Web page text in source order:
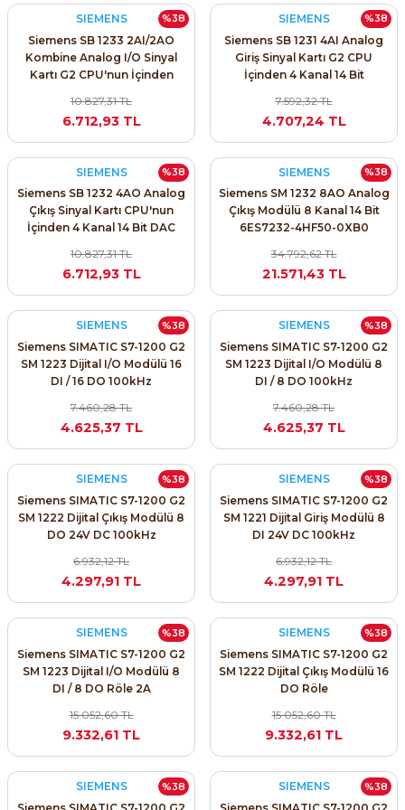
- UPS
Şalterleri
Pako Şalterler
SIMATIC SAFETY
SIMATIC TIA PORTAL HMI Yazılımları
SIMATIC Yazılım Paketleri
SIRIUS SAFETY
%38
SIEMENS
Siemens SB 1233 2AI/2AO
Kombine Analog I/O Sinyal
Kartı G2 CPU'nun İçinden
10.827,31 TL
6.712,93 TL
%38
SIEMENS
Siemens SB 1231 4AI Analog
Giriş Sinyal Kartı G2 CPU
İçinden 4 Kanal 14 Bit
7.592,32 TL
4.707,24 TL
%38
SIEMENS
Siemens SB 1232 4AO Analog
Çıkış Sinyal Kartı CPU'nun
İçinden 4 Kanal 14 Bit DAC
10.827,31 TL
6.712,93 TL
%38
SIEMENS
Siemens SM 1232 8AO Analog
Çıkış Modülü 8 Kanal 14 Bit
6ES7232-4HF50-0XB0
34.792,62 TL
21.571,43 TL
%38
SIEMENS
Siemens SIMATIC S7-1200 G2
SM 1223 Dijital I/O Modülü 16
DI / 16 DO 100kHz
7.460,28 TL
4.625,37 TL
%38
SIEMENS
Siemens SIMATIC S7-1200 G2
SM 1223 Dijital I/O Modülü 8
DI / 8 DO 100kHz
7.460,28 TL
4.625,37 TL
%38
SIEMENS
Siemens SIMATIC S7-1200 G2
SM 1222 Dijital Çıkış Modülü 8
DO 24V DC 100kHz
6.932,12 TL
4.297,91 TL
%38
SIEMENS
Siemens SIMATIC S7-1200 G2
SM 1221 Dijital Giriş Modülü 8
DI 24V DC 100kHz
6.932,12 TL
4.297,91 TL
%38
SIEMENS
Siemens SIMATIC S7-1200 G2
SM 1223 Dijital I/O Modülü 8
DI / 8 DO Röle 2A
15.052,60 TL
9.332,61 TL
%38
SIEMENS
Siemens SIMATIC S7-1200 G2
SM 1222 Dijital Çıkış Modülü 16
DO Röle
15.052,60 TL
9.332,61 TL
%38
SIEMENS
%38
SIEMENS